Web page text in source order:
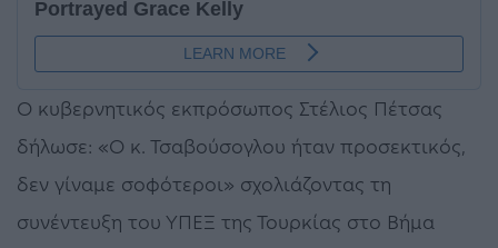
Ο κυβερνητικός εκπρόσωπος Στέλιος Πέτσας
δήλωσε: «Ο κ. Τσαβούσογλου ήταν προσεκτικός,
δεν γίναμε σοφότεροι» σχολιάζοντας τη
συνέντευξη του ΥΠΕΞ της Τουρκίας στο Βήμα